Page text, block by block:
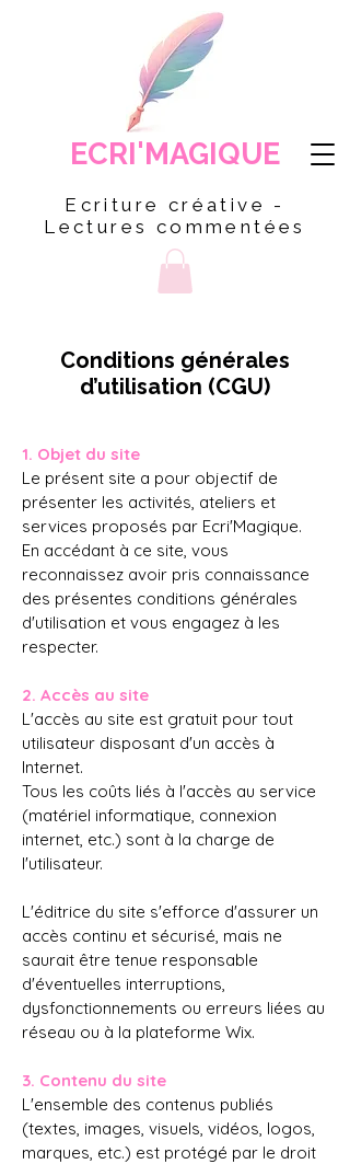
ECRI'MAGIQUE
Ecriture créative -
Lectures commentées
Conditions générales
d’utilisation (CGU)
1. Objet du site
Le présent site a pour objectif de
présenter les activités, ateliers et
services proposés par Ecri'Magique.
En accédant à ce site, vous
reconnaissez avoir pris connaissance
des présentes conditions générales
d'utilisation et vous engagez à les
respecter.
2. Accès au site
L'accès au site est gratuit pour tout
utilisateur disposant d'un accès à
Internet.
Tous les coûts liés à l'accès au service
(matériel informatique, connexion
internet, etc.) sont à la charge de
l'utilisateur.
L'éditrice du site s'efforce d'assurer un
accès continu et sécurisé, mais ne
saurait être tenue responsable
d'éventuelles interruptions,
dysfonctionnements ou erreurs liées au
réseau ou à la plateforme Wix.
3. Contenu du site
L'ensemble des contenus publiés
(textes, images, visuels, vidéos, logos,
marques, etc.) est protégé par le droit